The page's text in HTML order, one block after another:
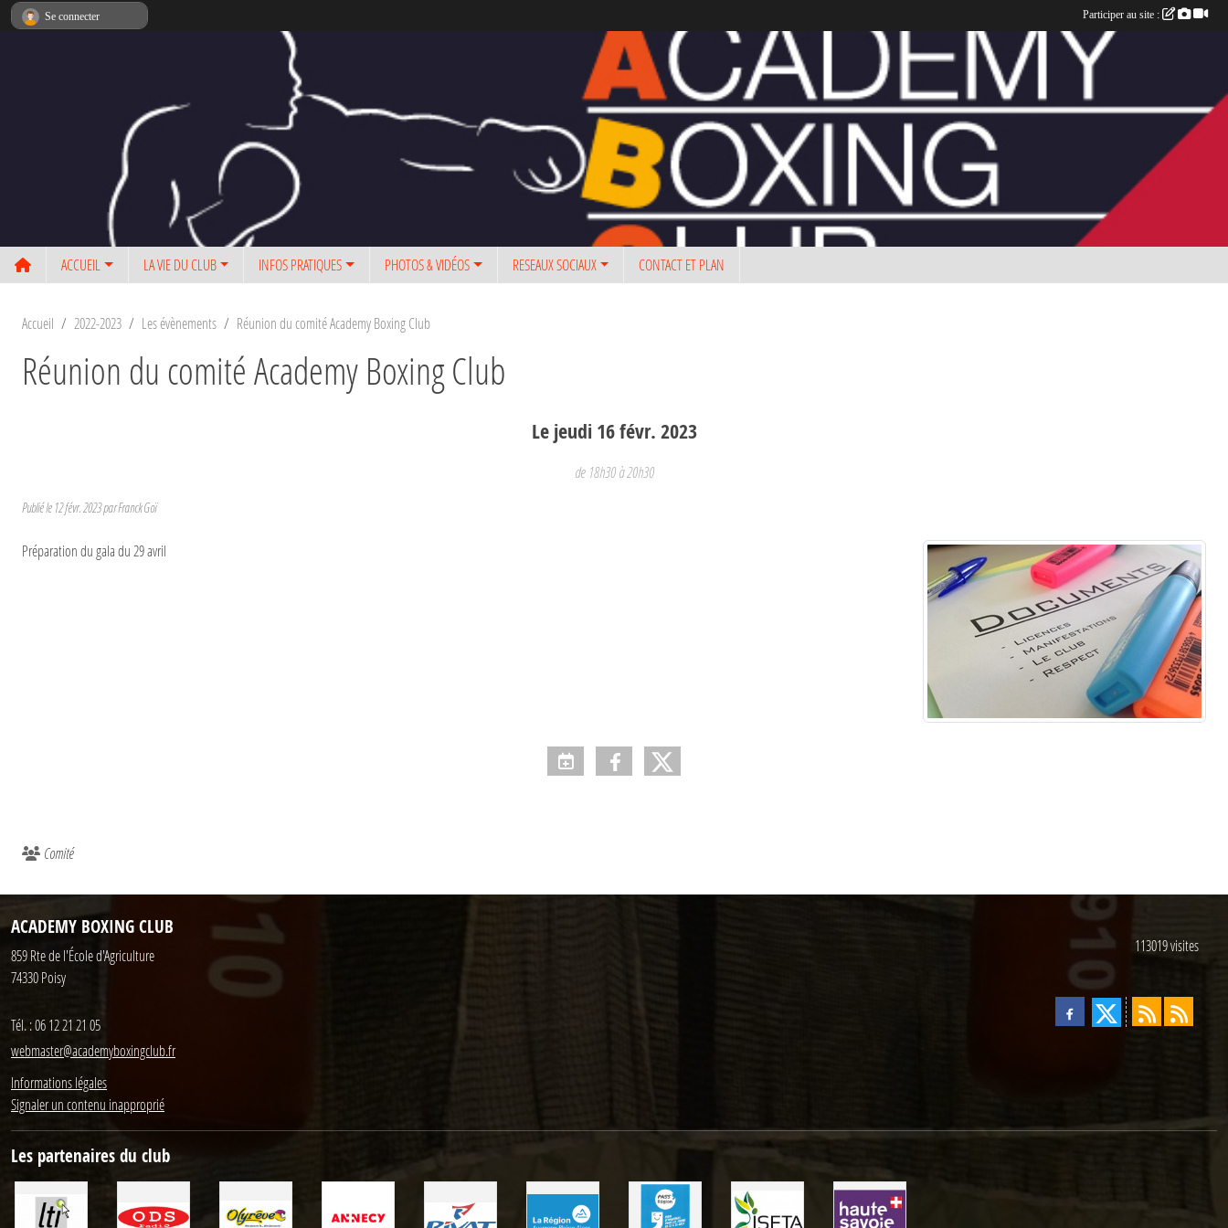
ACCUEIL LA VIE DU CLUB INFOS PRATIQUES PHOTOS & VIDÉOS RESEAUX SOCIAUX CONTACT ET PLAN
Accueil 2022-2023 Les évènements Réunion du comité Academy Boxing Club
Réunion du comité Academy Boxing Club
Lejeudi16févr.2023
de 18h30 à 20h30
Publié le 12 févr. 2023par Franck Goï
Préparation du gala du 29 avril
Comité
ACADEMY BOXING CLUB
859 Rte de l'École d'Agriculture
74330Poisy
Tél. :06 12 21 21 05
webmaster@academyboxingclub.fr
Informations légales
Signaler un contenu inapproprié
113019visites
Les partenaires du club
Se connecter Participer au site :
Panneau de gestion des cookies